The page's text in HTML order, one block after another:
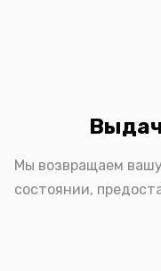
Мы возвращаем
состоянии,